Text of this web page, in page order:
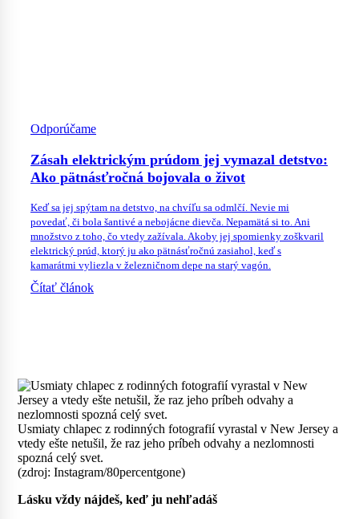
Odporúčame
Zásah elektrickým prúdom jej vymazal detstvo:
Ako pätnásťročná bojovala o život
Keď sa jej spýtam na detstvo, na chvíľu sa odmlčí. Nevie mi
povedať, či bola šantivé a nebojácne dievča. Nepamätá si to. Ani
množstvo z toho, čo vtedy zažívala. Akoby jej spomienky zoškvaril
elektrický prúd, ktorý ju ako pätnásťročnú zasiahol, keď s
kamarátmi vyliezla v železničnom depe na starý vagón.
Čítať článok
Usmiaty chlapec z rodinných fotografií vyrastal v New Jersey a
vtedy ešte netušil, že raz jeho príbeh odvahy a nezlomnosti
spozná celý svet.
(zdroj: Instagram/80percentgone)
Lásku vždy nájdeš, keď ju nehľadáš